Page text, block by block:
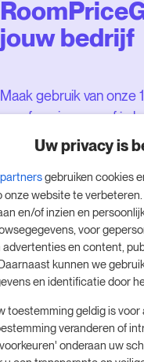
jouw bedrijf
Maak gebruik van onze
proefversie en geef je
boost - zonder
Boek een afspraak
proefperiode van 14
starten.
Start je gratis
Plan je vergadering
Uw privacy is
gebruiken cookies
onze website te
en/of inzien en
voor
en content,
kunnen we
en identificatie door
toestemming geldig is
veranderen of
onderaan uw